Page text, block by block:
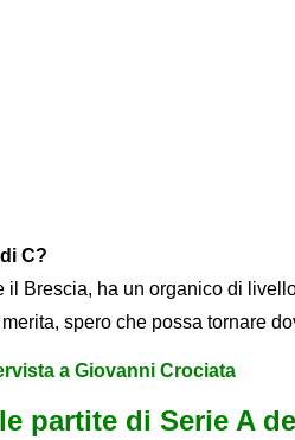
C?
il Brescia, ha un organico di
spero che possa tornare
a Giovanni Crociata
partite di Serie A